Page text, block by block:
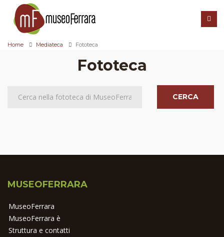
Home Mediateca Fototeca
Fototeca
CERCA
MUSEOFERRARA
MuseoFerrara
MuseoFerrara è
Struttura e contatti